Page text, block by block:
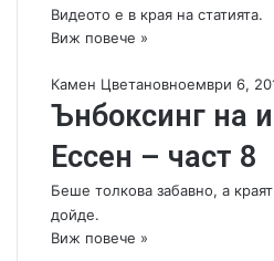
Видеото е в края на статията.
Виж повече »
Камен Цветановноември 6,
Ънбоксинг на
Ессен – част 8
Беше толкова забавно, а
дойде.
Виж повече »